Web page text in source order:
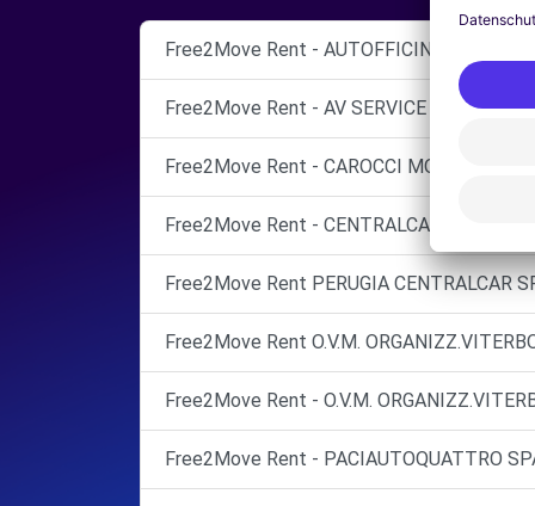
Free2Move Rent - AUTOFFICINA M.C. SNC
Free2Move Rent - AV SERVICE - PERUGIA
Free2Move Rent - CAROCCI MOTORS SRL
Free2Move Rent - CENTRALCAR SERVICE
Free2Move Rent PERUGIA CENTRALCAR
Free2Move Rent O.V.M.
Free2Move Rent - O.V.M.
Free2Move Rent - PACIAUTOQUATTRO